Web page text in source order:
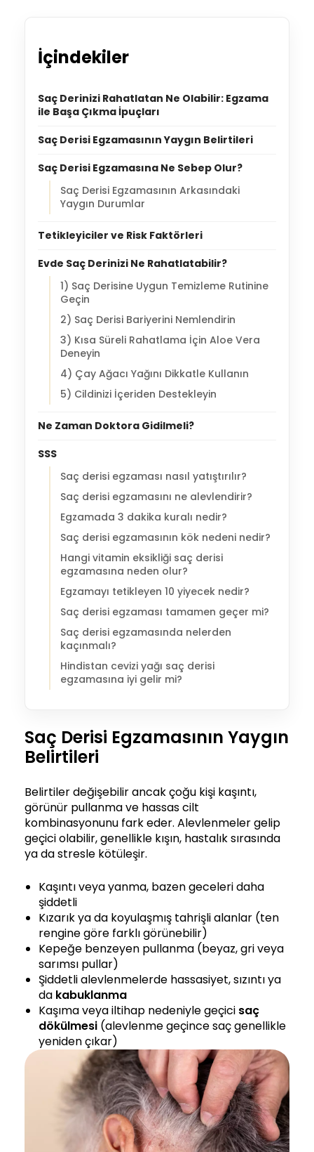
İçindekiler
Saç Derinizi Rahatlatan Ne Olabilir: Egzama
ile Başa Çıkma İpuçları
Saç Derisi Egzamasının Yaygın Belirtileri
Saç Derisi Egzamasına Ne Sebep Olur?
Saç Derisi Egzamasının Arkasındaki
Yaygın Durumlar
Tetikleyiciler ve Risk Faktörleri
Evde Saç Derinizi Ne Rahatlatabilir?
1) Saç Derisine Uygun Temizleme Rutinine
Geçin
2) Saç Derisi Bariyerini Nemlendirin
3) Kısa Süreli Rahatlama İçin Aloe Vera
Deneyin
4) Çay Ağacı Yağını Dikkatle Kullanın
5) Cildinizi İçeriden Destekleyin
Ne Zaman Doktora Gidilmeli?
SSS
Saç derisi egzaması nasıl yatıştırılır?
Saç derisi egzamasını ne alevlendirir?
Egzamada 3 dakika kuralı nedir?
Saç derisi egzamasının kök nedeni nedir?
Hangi vitamin eksikliği saç derisi
egzamasına neden olur?
Egzamayı tetikleyen 10 yiyecek nedir?
Saç derisi egzaması tamamen geçer mi?
Saç derisi egzamasında nelerden
kaçınmalı?
Hindistan cevizi yağı saç derisi
egzamasına iyi gelir mi?
Saç Derisi Egzamasının Yaygın
Belirtileri
Belirtiler değişebilir ancak çoğu kişi kaşıntı,
görünür pullanma ve hassas cilt
kombinasyonunu fark eder. Alevlenmeler gelip
geçici olabilir, genellikle kışın, hastalık sırasında
ya da stresle kötüleşir.
Kaşıntı veya yanma, bazen geceleri daha
şiddetli
Kızarık ya da koyulaşmış tahrişli alanlar (ten
rengine göre farklı görünebilir)
Kepeğe benzeyen pullanma (beyaz, gri veya
sarımsı pullar)
Şiddetli alevlenmelerde hassasiyet, sızıntı ya
da kabuklanma
Kaşıma veya iltihap nedeniyle geçici saç
dökülmesi (alevlenme geçince saç genellikle
yeniden çıkar)